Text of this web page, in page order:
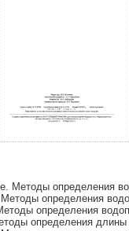
Методы определения
определения
определения
определения